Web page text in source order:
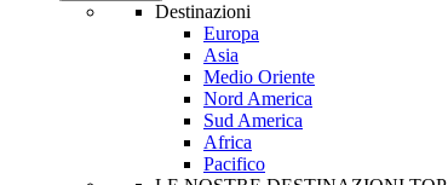
Destinazioni
Europa
Asia
Medio Oriente
Nord America
Sud America
Africa
Pacifico